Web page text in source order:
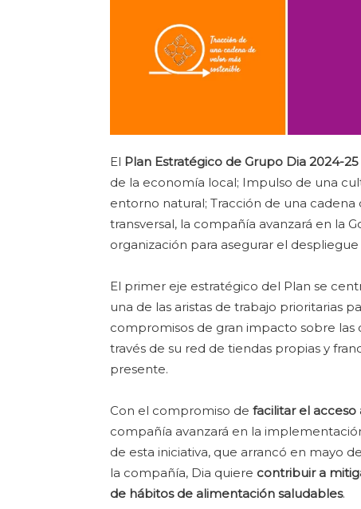
El Plan Estratégico de Grupo Dia 2024-25
de la economía local; Impulso de una
entorno natural; Tracción de una
transversal, la compañía avanzará en la
organización para asegurar el
El primer eje estratégico del Plan se
una de las aristas de trabajo prioritarias
compromisos de gran impacto sobre
través de su red de tiendas propias y
presente.
Con el compromiso de facilitar el
compañía avanzará en la
de esta iniciativa, que arrancó en mayo
la compañía, Dia quiere contribuir a
de hábitos de alimentación saludables.